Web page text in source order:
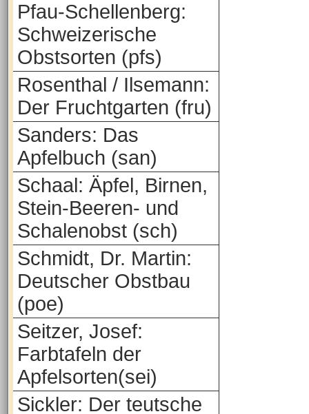
Pfau-Schellenberg:
Schweizerische
Obstsorten (pfs)
Rosenthal / Ilsemann:
Der Fruchtgarten (fru)
Sanders: Das
Apfelbuch (san)
Schaal: Äpfel, Birnen,
Stein-Beeren- und
Schalenobst (sch)
Schmidt, Dr. Martin:
Deutscher Obstbau
(poe)
Seitzer, Josef:
Farbtafeln der
Apfelsorten(sei)
Sickler: Der teutsche